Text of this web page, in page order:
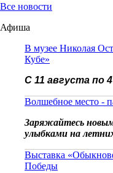
Все новости
Афиша
В музее Николая
Кубе»
С 11 августа по
Волшебное место -
Заряжайтесь
улыбками на
Выставка
Победы